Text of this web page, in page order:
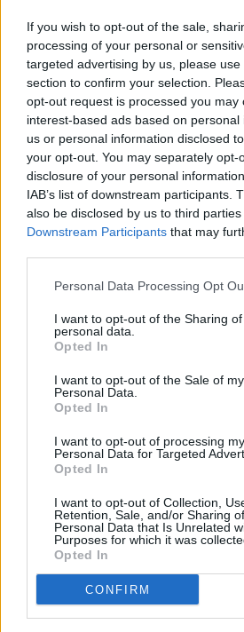
If you wish to opt-out of the sale,
processing of your personal or
targeted advertising by us, please
section to confirm your selection.
opt-out request is processed you may
interest-based ads based on
us or personal information disclosed
your opt-out. You may separately opt-
disclosure of your personal
IAB’s list of downstream participants.
also be disclosed by us to third
Downstream Participants that may
Personal Data Processing Opt
I want to opt-out of the Sharing
personal data.
Opted In
I want to opt-out of the Sale of my
Personal Data.
Opted In
I want to opt-out of processing my
Personal Data for Targeted
Opted In
I want to opt-out of Collection,
Retention, Sale, and/or Sharing
Personal Data that Is Unrelated
Purposes for which it was
Opted In
CONFIRM
Reklama
Pracovní nabídky
Měřící technik - elektro
05.08.2026 -
Zámečník / Mechanik
05.08.2026 -Manažer/ka pro
05.08.2026 -Technik kontroly (Plzeň -
05.08.2026 - Cyber Security Consultant
... další nabídky zaměstnání
Vybrané
Prima sport - co nabídne v prvním
vysílacím týdnu
Kdy a
Parabola.cz- web o satelitní, terestrické a
Dovolená u moře•Bazény